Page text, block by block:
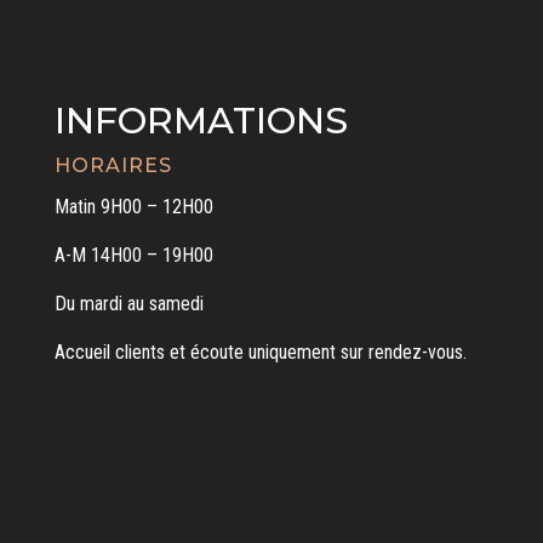
INFORMATIONS
HORAIRES
Matin 9H00 – 12H00
A-M 14H00 – 19H00
Du mardi au samedi
Accueil clients et écoute uniquement sur rendez-vous.